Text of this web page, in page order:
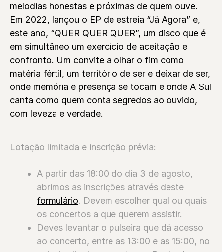
melodias honestas e próximas de quem ouve.
Em 2022, lançou o EP de estreia “Já Agora” e,
este ano, “QUER QUER QUER”, um disco que é
em simultâneo um exercício de aceitação e
confronto. Um convite a olhar o fim como
matéria fértil, um território de ser e deixar de ser,
onde memória e presença se tocam e onde A Sul
canta como quem conta segredos ao ouvido,
com leveza e verdade.
Lotação limitada e inscrição prévia:
A partir das 18:00 do dia 3 de agosto,
abrimos as inscrições através deste
formulário. Devem escolher qual ou quais
os concertos a que querem assistir.
⁠Deves levantar o pulseira que dá acesso
ao concerto, entre as 13:00 e as 15:00, no